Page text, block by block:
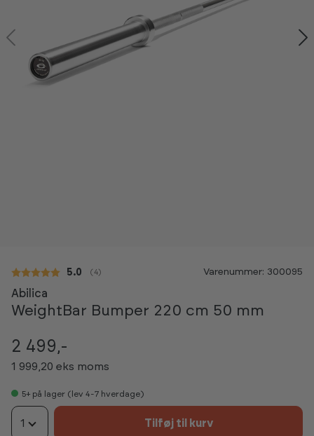
Gennemsnitlig vurdering:
5.0 ( stemmer:
4) Varenummer: 300095
Abilica
WeightBar Bumper 220 cm 50 mm
2 499,-
1 999,20 eks moms
5+ på lager (lev 4-7 hverdage)
1 Tilføj til kurv